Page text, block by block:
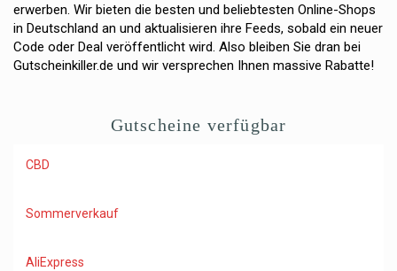
erwerben. Wir bieten die besten und beliebtesten Online-Shops
in Deutschland an und aktualisieren ihre Feeds, sobald ein neuer
Code oder Deal veröffentlicht wird. Also bleiben Sie dran bei
Gutscheinkiller.de und wir versprechen Ihnen massive Rabatte!
Gutscheine verfügbar
CBD
Sommerverkauf
AliExpress